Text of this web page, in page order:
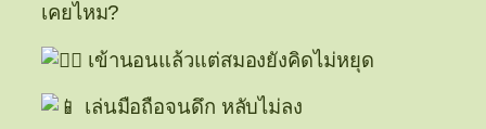
เคยไหม?
เข้านอนแล้วแต่สมองยังคิดไม่หยุด
เล่นมือถือจนดึก หลับไม่ลง